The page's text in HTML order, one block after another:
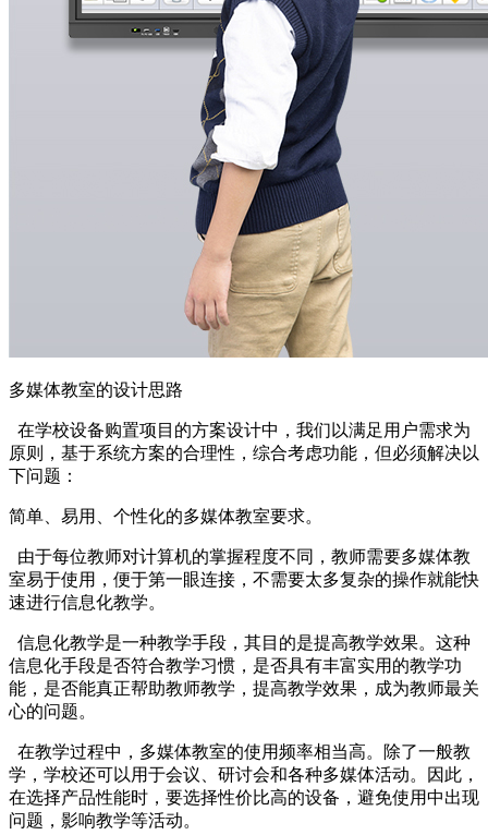
多媒体教室的设计思路
在学校设备购置项目的方案设计中，我们以满足用户需求为
原则，基于系统方案的合理性，综合考虑功能，但必须解决以
下问题：
简单、易用、个性化的多媒体教室要求。
由于每位教师对计算机的掌握程度不同，教师需要多媒体教
室易于使用，便于第一眼连接，不需要太多复杂的操作就能快
速进行信息化教学。
信息化教学是一种教学手段，其目的是提高教学效果。这种
信息化手段是否符合教学习惯，是否具有丰富实用的教学功
能，是否能真正帮助教师教学，提高教学效果，成为教师最关
心的问题。
在教学过程中，多媒体教室的使用频率相当高。除了一般教
学，学校还可以用于会议、研讨会和各种多媒体活动。因此，
在选择产品性能时，要选择性价比高的设备，避免使用中出现
问题，影响教学等活动。